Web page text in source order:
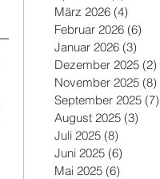
März 2026 (4)
Februar 2026 (6)
Januar 2026 (3)
Dezember 2025 (2)
November 2025 (8)
September 2025 (7)
August 2025 (3)
Juli 2025 (8)
Juni 2025 (6)
Mai 2025 (6)